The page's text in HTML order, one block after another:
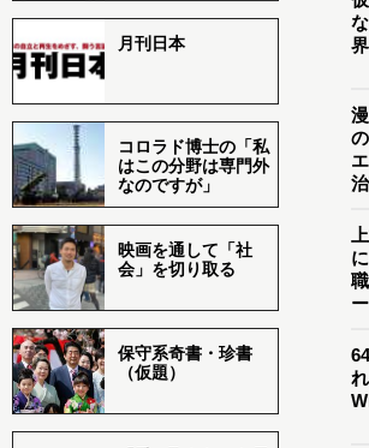
月刊日本
コロラド博士の「私
はこの分野は専門外
なのですが」
映画を通して「社
会」を切り取る
保守系奇書・珍書
（仮題）